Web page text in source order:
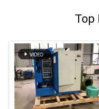
Top